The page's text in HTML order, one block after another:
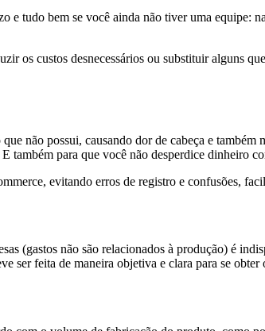
e tudo bem se você ainda não tiver uma equipe:
os custos desnecessários ou substituir alguns
não possui, causando dor de cabeça e
para que você não desperdice dinheiro
evitando erros de registro e confusões,
(gastos não são relacionados à produção) é
ser feita de maneira objetiva e clara para se